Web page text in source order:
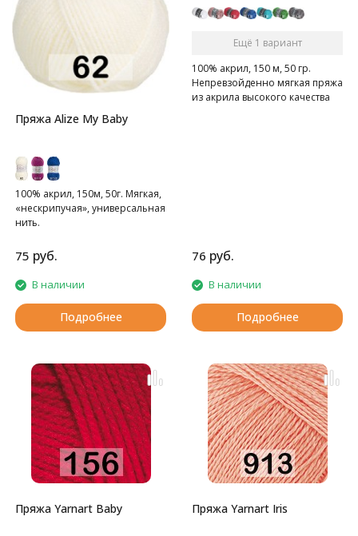
Пряжа Alize My Baby
100% акрил, 150м, 50г. Мягкая,
«нескрипучая», универсальная
нить.
75 руб.
В наличии
Подробнее
Ещё 1 вариант
100% акрил, 150 м, 50 гр.
Непревзойденно мягкая пряжа
из акрила высокого качества
76 руб.
В наличии
Подробнее
Пряжа Yarnart Baby Пряжа Yarnart Iris